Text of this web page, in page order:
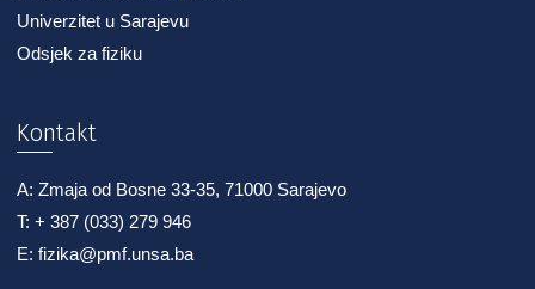
Univerzitet u Sarajevu
Odsjek za fiziku
Kontakt
A: Zmaja od Bosne 33-35, 71000 Sarajevo
T: + 387 (033) 279 946
E: fizika@pmf.unsa.ba